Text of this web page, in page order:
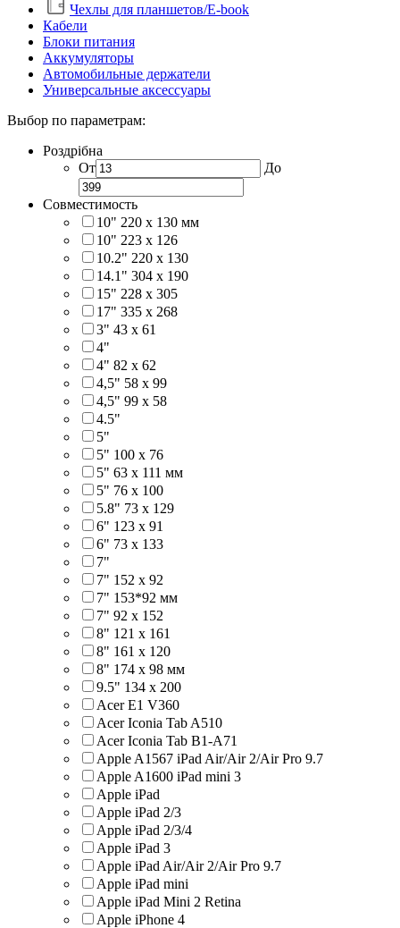
Чехлы для планшетов/E-book
Кабели
Блоки питания
Аккумуляторы
Автомобильные держатели
Универсальные аксессуары
Выбор по параметрам:
Роздрібна
От
До
Совместимость
10" 220 x 130 мм
10" 223 x 126
10.2" 220 x 130
14.1" 304 х 190
15" 228 x 305
17" 335 х 268
3" 43 x 61
4"
4" 82 x 62
4,5" 58 х 99
4,5" 99 x 58
4.5"
5"
5" 100 x 76
5" 63 x 111 мм
5" 76 х 100
5.8" 73 x 129
6" 123 х 91
6" 73 х 133
7"
7" 152 x 92
7" 153*92 мм
7" 92 х 152
8" 121 х 161
8" 161 х 120
8" 174 x 98 мм
9.5" 134 x 200
Acer E1 V360
Acer Iconia Tab A510
Acer Iconia Tab B1-A71
Apple A1567 iPad Air/Air 2/Air Pro 9.7
Apple A1600 iPad mini 3
Apple iPad
Apple iPad 2/3
Apple iPad 2/3/4
Apple iPad 3
Apple iPad Air/Air 2/Air Pro 9.7
Apple iPad mini
Apple iPad Mini 2 Retina
Apple iPhone 4